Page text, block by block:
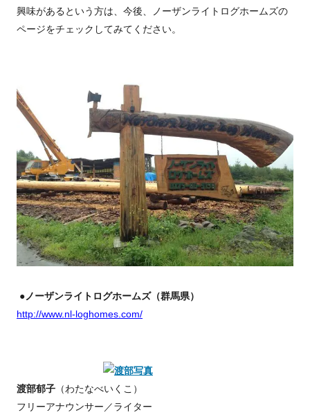
興味があるという方は、今後、ノーザンライトログホームズの
ページをチェックしてみてください。
●ノーザンライトログホームズ（群馬県）
http://www.nl-loghomes.com/
渡部郁子 （わたなべいくこ）
フリーアナウンサー／ライター